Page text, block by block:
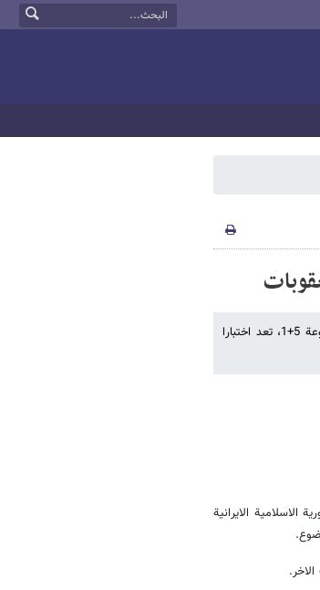
قال امین المجلس الاعلی للامن القومی الایرانی علی شمخانی ان المفاوضات النوویة مع مجموعة 5+1، تعد اختبارا
الایرانیة